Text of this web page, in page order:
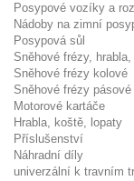
Posypové vozíky a
Nádoby na zimní
Posypová sůl
Sněhové frézy,
Sněhové frézy kolové
Sněhové frézy pásové
Motorové kartáče
Hrabla, koště, lopaty
Příslušenství
Náhradní díly
univerzální k travním